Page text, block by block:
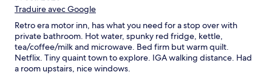
Traduire avec Google
Retro era motor inn, has what you need for a stop over with
private bathroom. Hot water, spunky red fridge, kettle,
tea/coffee/milk and microwave. Bed firm but warm quilt.
Netflix. Tiny quaint town to explore. IGA walking distance. Had
a room upstairs, nice windows.